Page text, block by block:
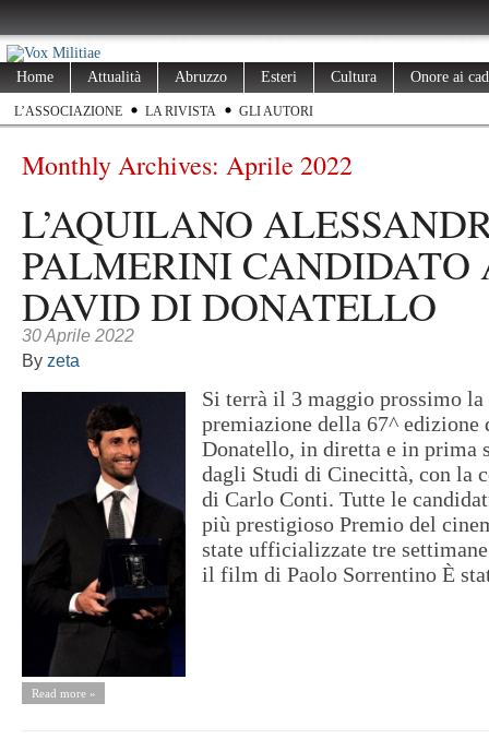
Home Attualità Abruzzo Esteri Cultura Onore ai
L’ASSOCIAZIONE LA RIVISTA GLI AUTORI
Monthly Archives: Aprile 2022
L’AQUILANO
PALMERINI CANDIDATO
DAVID DI DONATELLO
30 Aprile 2022
By zeta
Si terrà il 3 maggio prossimo
premiazione della 67^ edizione
Donatello, in diretta e in prima
dagli Studi di Cinecittà, con la
di Carlo Conti. Tutte le
più prestigioso Premio del
state ufficializzate tre
il film di Paolo Sorrentino È
Read more »